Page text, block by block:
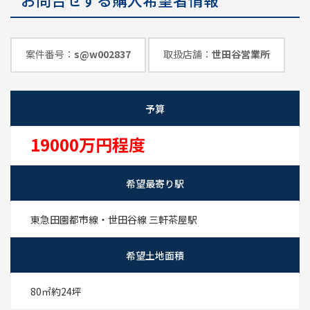
情報一覧
案件番号： s@w002837 取扱店舗： 世田谷営業所
予算
19000万円程度
希望最寄り駅
東急田園都市線・世田谷線 三軒茶屋駅
希望土地面積
80㎡約24坪